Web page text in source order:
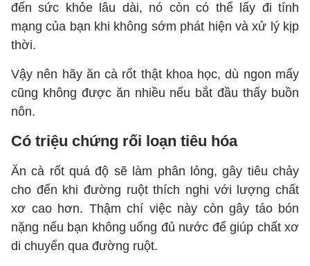
đến sức khỏe lâu dài, nó còn có thể lấy đi tính
mạng của bạn khi không sớm phát hiện và xử lý kịp
thời.
Vậy nên hãy ăn cà rốt thật khoa học, dù ngon mấy
cũng không được ăn nhiều nếu bắt đầu thấy buồn
nôn.
Có triệu chứng rối loạn tiêu hóa
Ăn cà rốt quá độ sẽ làm phân lỏng, gây tiêu chảy
cho đến khi đường ruột thích nghi với lượng chất
xơ cao hơn. Thậm chí việc này còn gây táo bón
nặng nếu bạn không uống đủ nước để giúp chất xơ
di chuyển qua đường ruột.